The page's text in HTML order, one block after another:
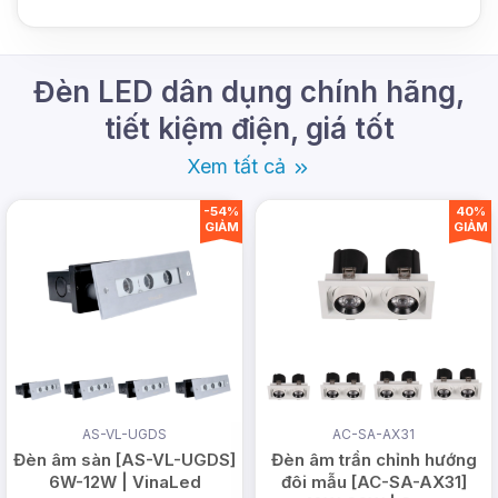
THÔNG SỐ KỸ THUẬT NỔI
BẬT
Đèn LED dân dụng chính hãng,
tiết kiệm điện, giá tốt
Xem tất cả
AS-VL-UGDS
Đèn âm sàn [AS-VL-UGDS]
6W-12W | VinaLed
-54%
GIẢM
AC-SA-AX31
Đèn âm trần chỉnh hướng
đôi mẫu [AC-SA-AX31]
40%
GIẢM